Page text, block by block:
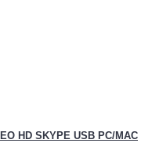
HD SKYPE USB PC/MAC